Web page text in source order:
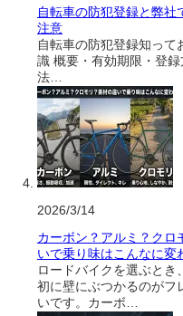
自転車の防犯登録と弊社
注意
自転車の防犯登録知って
識 概要・有効期限・登
法…
2026/3/14
カーボン？アルミ？クロ
いで乗り味はこんなに変
ロードバイクを選ぶとき
初に壁にぶつかるのがフ
いです。カーボ…